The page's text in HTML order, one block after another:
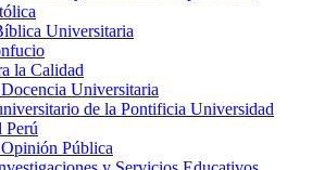
Universitaria
la Calidad
Universitaria
de la Pontificia Universidad
Perú
Pública